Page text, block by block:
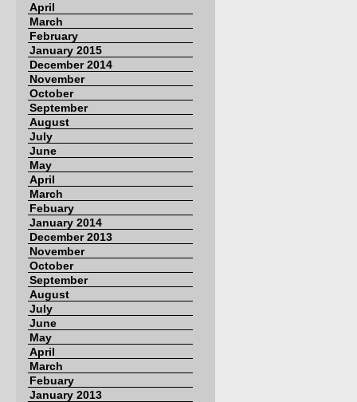
April
March
February
January 2015
December 2014
November
October
September
August
July
June
May
April
March
Febuary
January 2014
December 2013
November
October
September
August
July
June
May
April
March
Febuary
January 2013